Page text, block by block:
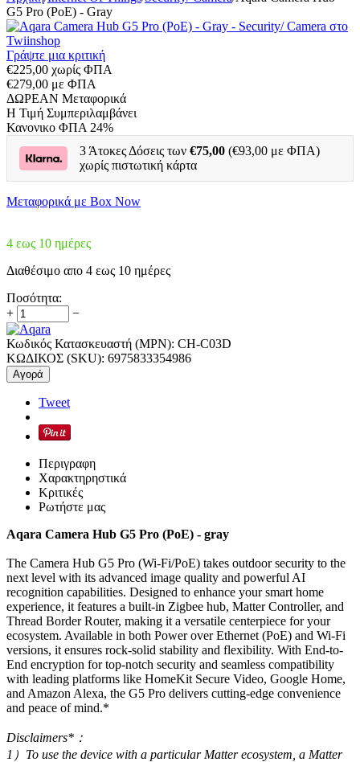
G5 Pro (PoE) - Gray
Γράψτε μια κριτική
€225,00 χωρίς ΦΠΑ
€279,00 με ΦΠΑ
ΔΩΡΕΑΝ Μεταφορικά
H Τιμή Συμπεριλαμβάνει
Κανονικο ΦΠΑ 24%
3 Άτοκες Δόσεις των €75,00 (€93,00 με ΦΠΑ)
χωρίς πιστωτική κάρτα
Μεταφoρικά με Box Now
4 εως 10 ημέρες
Διαθέσιμο απο 4 εως 10 ημέρες
Ποσότητα:
+
−
Κωδικός Κατασκευαστή (MPN): CH-C03D
ΚΩΔΙΚΟΣ (SKU): 6975833354986
Αγορά
Tweet
Περιγραφη
Χαρακτηρηστικά
Κριτικές
Ρωτήστε μας
Aqara Camera Hub G5 Pro (PoE) - gray
The Camera Hub G5 Pro (Wi-Fi/PoE) takes outdoor security to the
next level with its advanced image quality and powerful AI
recognition capabilities. Designed to enhance your smart home
experience, it features a built-in Zigbee hub, Matter Controller, and
Thread Border Router, making it a versatile centerpiece for your
ecosystem. Available in both Power over Ethernet (PoE) and Wi-Fi
versions, it ensures rock-solid stability and flexibility. With End-to-
End encryption for top-notch security and seamless compatibility
with leading platforms like HomeKit Secure Video, Google Home,
and Amazon Alexa, the G5 Pro delivers cutting-edge convenience
and peace of mind.*
Disclaimers*：
1）To use the device with a particular Matter ecosystem, a Matter